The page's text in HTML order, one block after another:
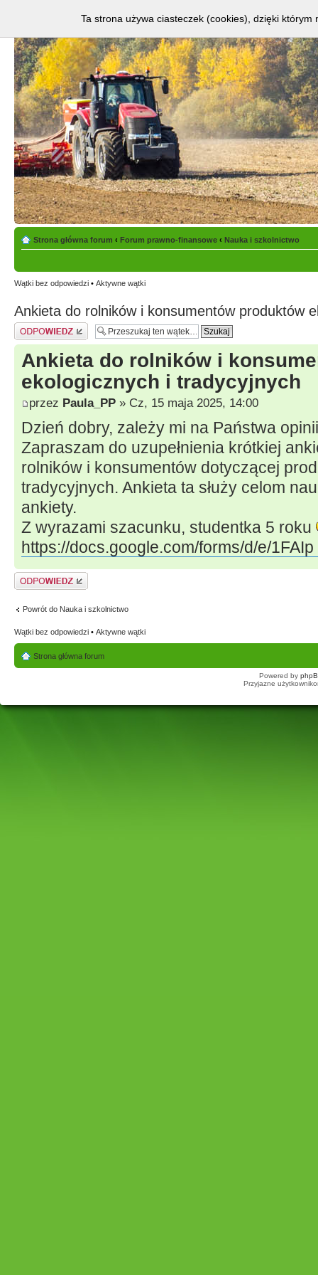
Strona główna forum ‹ Forum prawno-finansowe ‹ Nauka i szkolnictwo
Wątki bez odpowiedzi • Aktywne wątki
Ankieta do rolników i konsumentów produktów
Odpowiedz
Ankieta do rolników i
ekologicznych i tradycyjnych
przez Paula_PP » Cz, 15 maja 2025, 14:00
Dzień dobry, zależy mi na Państwa
Zapraszam do uzupełnienia krótkiej
rolników i konsumentów dotyczącej
tradycyjnych. Ankieta ta służy celom
ankiety.
Z wyrazami szacunku, studentka 5 roku
https://docs.google.com/forms/d/e/
Odpowiedz
Powrót do Nauka i szkolnictwo
Wątki bez odpowiedzi • Aktywne wątki
Strona główna forum
Powered by
Przyjazne
Ta strona używa ciasteczek (cookies), dzięki którym